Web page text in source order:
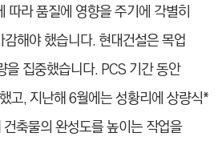
따라 품질에 영향을 주기에 각별히
해야 했습니다. 현대건설은 목업
집중했습니다. PCS 기간 동안
고, 지난해 6월에는 성황리에 상량식*
축물의 완성도를 높이는 작업을